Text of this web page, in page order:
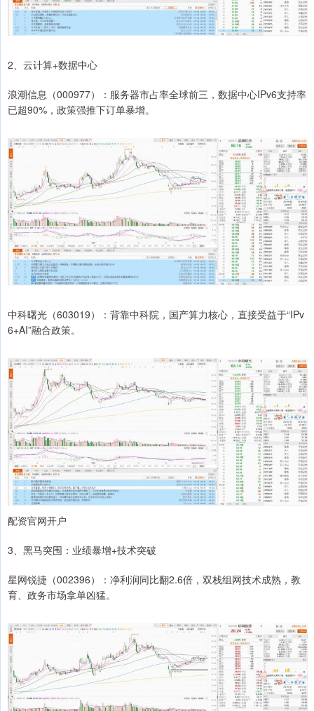
2、云计算+数据中心
浪潮信息（000977）：服务器市占率全球前三，数据中心IPv6支持率
已超90%，政策强推下订单暴增。
中科曙光（603019）：背靠中科院，国产算力核心，直接受益于“IPv
6+AI”融合政策。
配资官网开户
3、黑马突围：业绩暴增+技术突破
星网锐捷（002396）：净利润同比翻2.6倍，双栈组网技术成熟，教
育、政务市场拿单凶猛。